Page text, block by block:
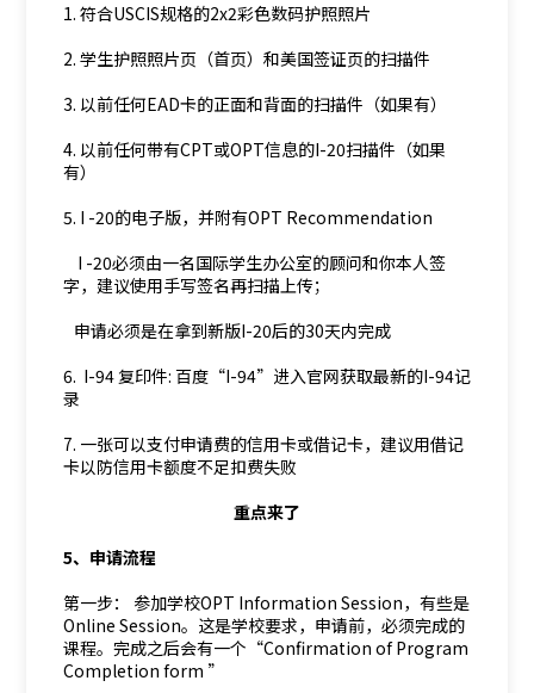
1. 符合USCIS规格的2x2彩色数码护照照片
2. 学生护照照片页（首页）和美国签证页的扫描件
3. 以前任何EAD卡的正面和背面的扫描件（如果有）
4. 以前任何带有CPT或OPT信息的I-20扫描件（如果
有）
5. I -20的电子版，并附有OPT Recommendation
I -20必须由一名国际学生办公室的顾问和你本人签
字，建议使用手写签名再扫描上传；
申请必须是在拿到新版I-20后的30天内完成
6. I-94 复印件: 百度“I-94”进入官网获取最新的I-94记
录
7. 一张可以支付申请费的信用卡或借记卡，建议用借记
卡以防信用卡额度不足扣费失败
重点来了
5、申请流程
第一步： 参加学校OPT Information Session，有些是
Online Session。这是学校要求，申请前，必须完成的
课程。完成之后会有一个“Confirmation of Program
Completion form ”